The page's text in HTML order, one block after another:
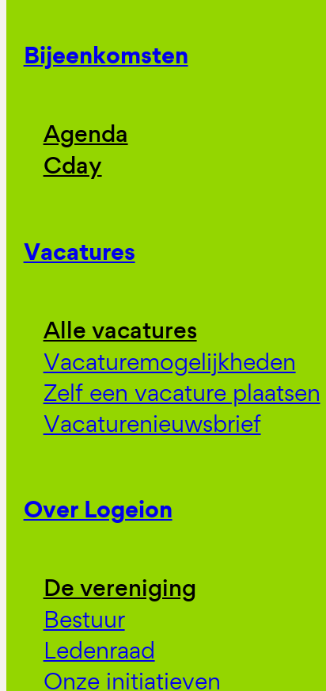
Bijeenkomsten
Agenda
Cday
Vacatures
Alle vacatures
Vacaturemogelijkheden
Zelf een vacature plaatsen
Vacaturenieuwsbrief
Over Logeion
De vereniging
Bestuur
Ledenraad
Onze initiatieven